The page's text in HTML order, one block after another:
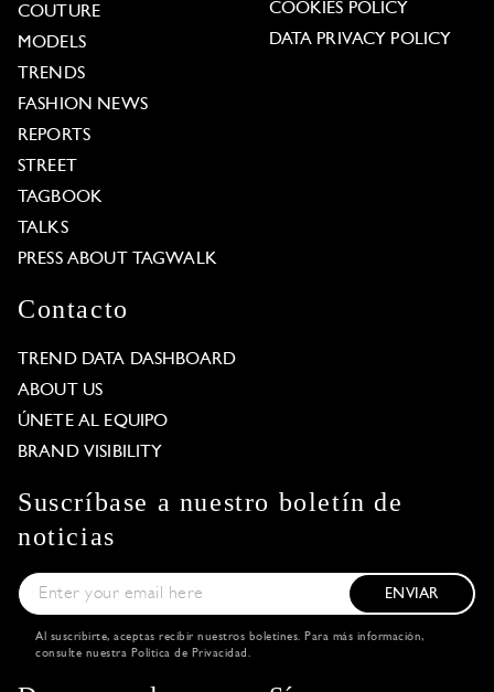
COUTURE
MODELS
TRENDS
FASHION NEWS
REPORTS
STREET
TAGBOOK
TALKS
PRESS ABOUT TAGWALK
COOKIES POLICY
DATA PRIVACY POLICY
Contacto
TREND DATA DASHBOARD
ABOUT US
ÚNETE AL EQUIPO
BRAND VISIBILITY
Suscríbase a nuestro boletín de
noticias
ENVIAR
Al suscribirte, aceptas recibir nuestros boletines. Para más información,
consulte nuestra Política de Privacidad .